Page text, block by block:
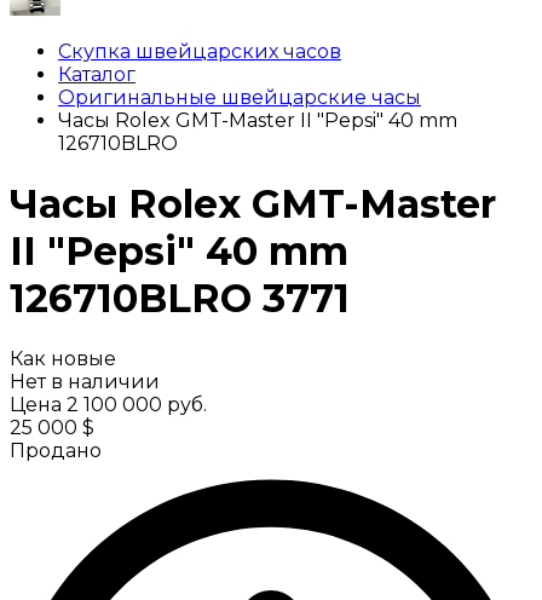
Скупка швейцарских часов
Каталог
Оригинальные швейцарские часы
Часы Rolex GMT-Master II "Pepsi" 40 mm
126710BLRO
Часы Rolex GMT-Master
II "Pepsi" 40 mm
126710BLRO 3771
Как новые
Нет в наличии
Цена 2 100 000 руб.
25 000 $
Продано